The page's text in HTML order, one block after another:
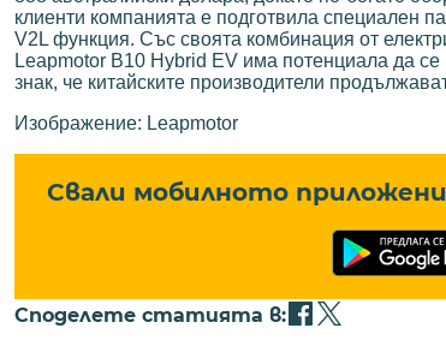
клиенти компанията е подготвила специален
V2L функция. Със своята комбинация от
Leapmotor B10 Hybrid EV има потенциала да
знак, че китайските производители
Изображение: Leapmotor
Свали мобилното
Споделете статията в: